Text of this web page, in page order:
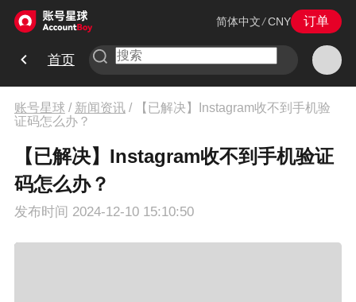
简体中文 /CNY 订单
首页
账号星球 / 新闻资讯/
【已解决】Instagram收不到手机验
证码怎么办？
【已解决】Instagram收不到手机验证
码怎么办？
发布时间 2024-12-10 15:10:50